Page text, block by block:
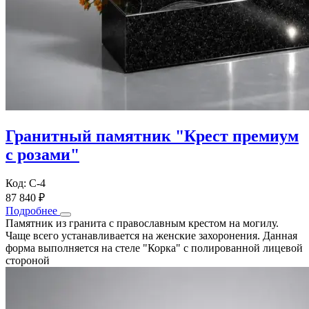
Гранитный памятник "Крест премиум
с розами"
Код: С-4
87 840 ₽
Подробнее
Памятник из гранита с православным крестом на могилу.
Чаще всего устанавливается на женские захоронения. Данная
форма выполняется на стеле "Корка" с полированной лицевой
стороной